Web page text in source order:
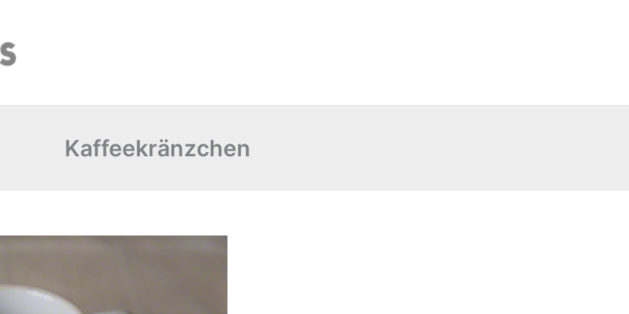
Kaffeekränzchen